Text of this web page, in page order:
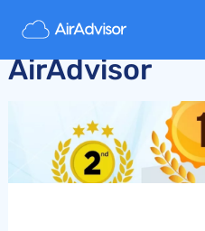
Blog de
AirAdvisor